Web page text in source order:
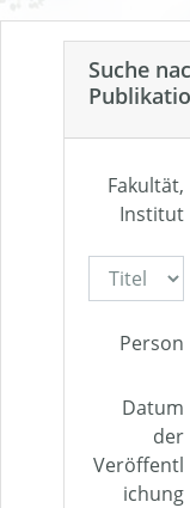
Suche
Fakultät,
Institut
Person
Datum
der
Veröffentl
ichung